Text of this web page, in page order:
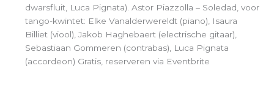
dwarsfluit, Luca Pignata). Astor Piazzolla – Soledad, voor
tango-kwintet: Elke Vanalderwereldt (piano), Isaura
Billiet (viool), Jakob Haghebaert (electrische gitaar),
Sebastiaan Gommeren (contrabas), Luca Pignata
(accordeon) Gratis, reserveren via Eventbrite